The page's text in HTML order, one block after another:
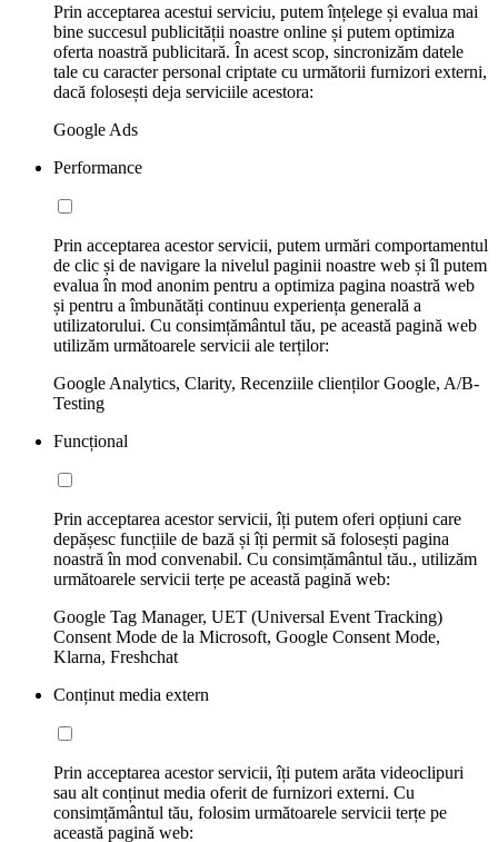
Prin acceptarea acestui serviciu, putem înțelege și evalua mai
bine succesul publicității noastre online și putem optimiza
oferta noastră publicitară. În acest scop, sincronizăm datele
tale cu caracter personal criptate cu următorii furnizori externi,
dacă folosești deja serviciile acestora:
Google Ads
Performance
Prin acceptarea acestor servicii, putem urmări comportamentul
de clic și de navigare la nivelul paginii noastre web și îl putem
evalua în mod anonim pentru a optimiza pagina noastră web
și pentru a îmbunătăți continuu experiența generală a
utilizatorului. Cu consimțământul tău, pe această pagină web
utilizăm următoarele servicii ale terților:
Google Analytics, Clarity, Recenziile clienților Google, A/B-
Testing
Funcțional
Prin acceptarea acestor servicii, îți putem oferi opțiuni care
depășesc funcțiile de bază și îți permit să folosești pagina
noastră în mod convenabil. Cu consimțământul tău., utilizăm
următoarele servicii terțe pe această pagină web:
Google Tag Manager, UET (Universal Event Tracking)
Consent Mode de la Microsoft, Google Consent Mode,
Klarna, Freshchat
Conținut media extern
Prin acceptarea acestor servicii, îți putem arăta videoclipuri
sau alt conținut media oferit de furnizori externi. Cu
consimțământul tău, folosim următoarele servicii terțe pe
această pagină web: